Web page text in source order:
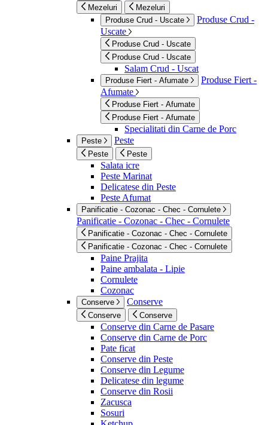
Mezeluri
Mezeluri
Produse Crud - Uscate
Produse Crud -
Uscate
Produse Crud - Uscate
Produse Crud - Uscate
Salam Crud - Uscat
Produse Fiert - Afumate
Produse Fiert -
Afumate
Produse Fiert - Afumate
Produse Fiert - Afumate
Specialitati din Carne de Porc
Peste Peste
Peste Peste
Salata icre
Peste Marinat
Delicatese din Peste
Peste Afumat
Panificatie - Cozonac - Chec - Cornulete
Panificatie - Cozonac - Chec - Cornulete
Panificatie - Cozonac - Chec - Cornulete
Panificatie - Cozonac - Chec - Cornulete
Paine Prajita
Paine ambalata - Lipie
Cornulete
Cozonac
Conserve Conserve
Conserve Conserve
Conserve din Carne de Pasare
Conserve din Carne de Porc
Pate ficat
Conserve din Peste
Conserve din Legume
Delicatese din legume
Conserve din Rosii
Zacusca
Sosuri